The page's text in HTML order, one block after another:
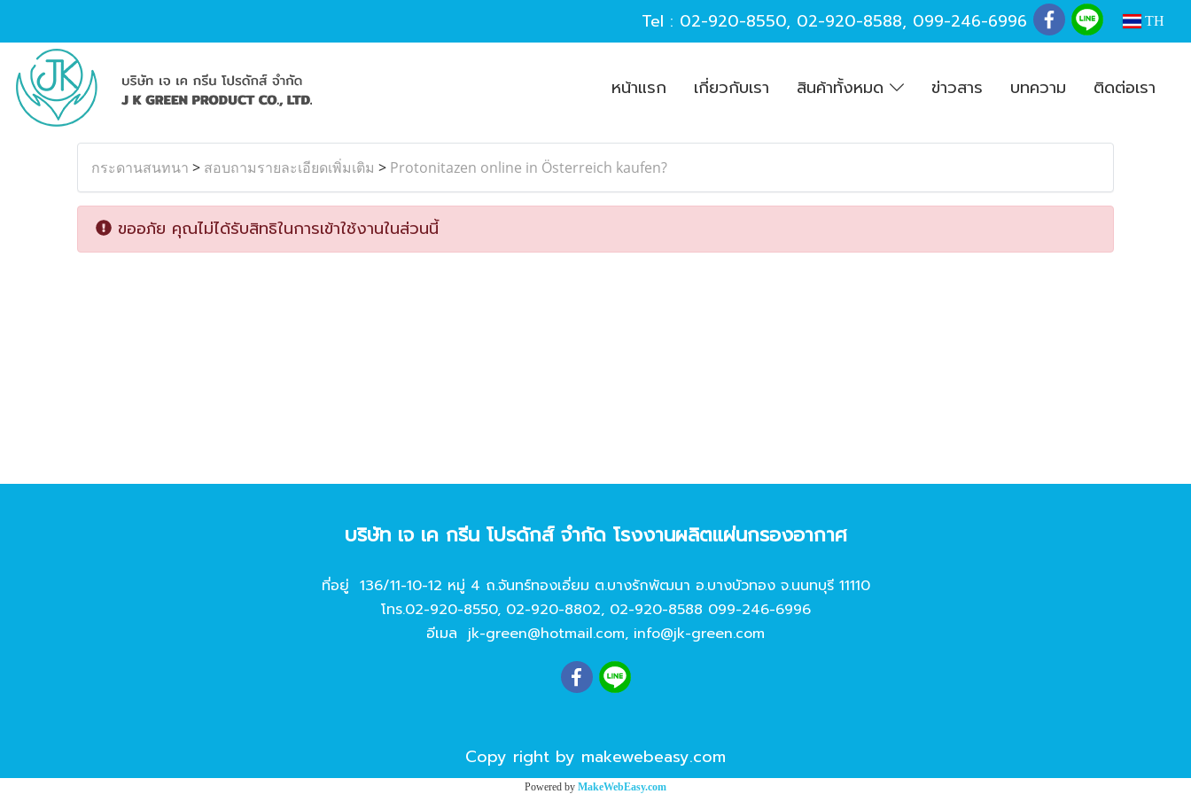
Tel : 02-920-8550, 02-920-8588, 099-246-6996 TH
หน้าแรก เกี่ยวกับเรา สินค้าทั้งหมด ข่าวสาร บทความ ติดต่อเรา
กระดานสนทนา > สอบถามรายละเอียดเพิ่มเติม > Protonitazen online in Österreich kaufen?
ขออภัย คุณไม่ได้รับสิทธิในการเข้าใช้งานในส่วนนี้
บริษัท เจ เค กรีน โปรดักส์ จํากัด โรงงานผลิตแผ่นกรองอากาศ
ที่อยู่ 136/11-10-12 หมู่ 4 ถ.จันทร์ทองเอี่ยม ต.บางรักพัฒนา อ.บางบัวทอง จ.นนทบุรี 11110
โทร.02-920-8550, 02-920-8802, 02-920-8588 099-246-6996
อีเมล jk-green@hotmail.com, info@jk-green.com
Copy right by makewebeasy.com
Powered by MakeWebEasy.com